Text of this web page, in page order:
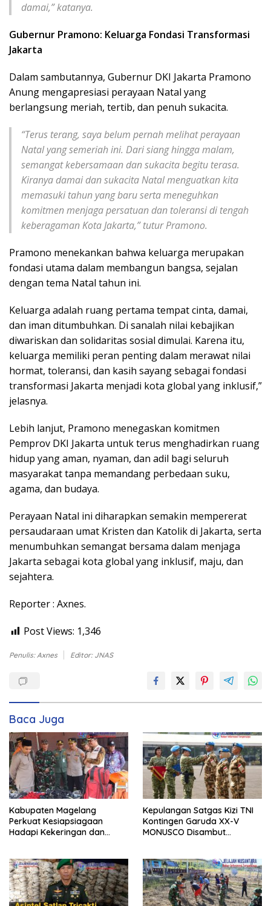
damai,” katanya.
Gubernur Pramono: Keluarga Fondasi Transformasi
Jakarta
Dalam sambutannya, Gubernur DKI Jakarta Pramono
Anung mengapresiasi perayaan Natal yang
berlangsung meriah, tertib, dan penuh sukacita.
“Terus terang, saya belum pernah melihat perayaan
Natal yang semeriah ini. Dari siang hingga malam,
semangat kebersamaan dan sukacita begitu terasa.
Kiranya damai dan sukacita Natal menguatkan kita
memasuki tahun yang baru serta meneguhkan
komitmen menjaga persatuan dan toleransi di tengah
keberagaman Kota Jakarta,” tutur Pramono.
Pramono menekankan bahwa keluarga merupakan
fondasi utama dalam membangun bangsa, sejalan
dengan tema Natal tahun ini.
Keluarga adalah ruang pertama tempat cinta, damai,
dan iman ditumbuhkan. Di sanalah nilai kebajikan
diwariskan dan solidaritas sosial dimulai. Karena itu,
keluarga memiliki peran penting dalam merawat nilai
hormat, toleransi, dan kasih sayang sebagai fondasi
transformasi Jakarta menjadi kota global yang inklusif,”
jelasnya.
Lebih lanjut, Pramono menegaskan komitmen
Pemprov DKI Jakarta untuk terus menghadirkan ruang
hidup yang aman, nyaman, dan adil bagi seluruh
masyarakat tanpa memandang perbedaan suku,
agama, dan budaya.
Perayaan Natal ini diharapkan semakin mempererat
persaudaraan umat Kristen dan Katolik di Jakarta, serta
menumbuhkan semangat bersama dalam menjaga
Jakarta sebagai kota global yang inklusif, maju, dan
sejahtera.
Reporter : Axnes.
Post Views: 1,346
Penulis: Axnes Editor: JNAS
Baca Juga
Kabupaten Magelang
Perkuat Kesiapsiagaan
Hadapi Kekeringan dan
Kepulangan Satgas Kizi TNI
Kontingen Garuda XX-V
MONUSCO Disambut